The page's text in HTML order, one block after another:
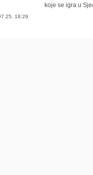
18:29
koje se igra u